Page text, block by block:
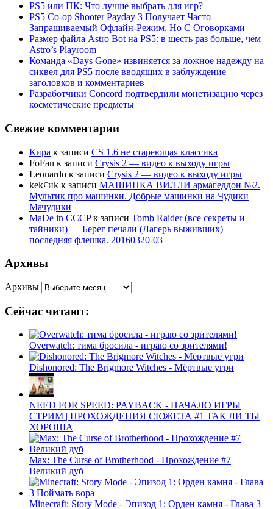
PS5 или ПК: Что лучше выбрать для игр?
PS5 Co-op Shooter Payday 3 Получает Часто
Запрашиваемый Офлайн-Режим, Но С Оговорками
Размер файла Astro Bot на PS5: в шесть раз больше, чем
Astro’s Playroom
Команда «Days Gone» извиняется за ложное надежду на
сиквел для PS5 после вводящих в заблуждение
заголовков и комментариев
Разработчики Concord подтвердили монетизацию через
косметические предметы
Свежие комментарии
Кира к записи CS 1.6 не стареющая классика
FoFan к записи Crysis 2 — видео к выходу игры
Leonardo к записи Crysis 2 — видео к выходу игры
kek¢иk к записи МАШИНКА ВИЛЛИ армагеддон №2.
Мультик про машинки. Добрые машинки на Чудики
Мачудики
MaDe in CCCPк записи Tomb Raider (все секреты и
тайники) — Берег печали (Лагерь выживших) —
последняя флешка. 20160320-03
Архивы
Архивы
Сейчас читают:
Overwatch: тима бросила - играю со зрителями!
Dishonored: The Brigmore Witches - Мёртвые угри
NEED FOR SPEED: PAYBACK - НАЧАЛО ИГРЫ
СТРИМ | ПРОХОЖДЕНИЯ СЮЖЕТА #1 ТАК ЛИ ТЫ
ХОРОША
Max: The Curse of Brotherhood - Прохождение #7
Великий дуб
Minecraft: Story Mode - Эпизод 1: Орден камня - Глава 3